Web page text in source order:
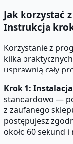
Jak korzystać
Instrukcja
Korzystanie z
kilka
usprawnią cały
Krok 1:
standardowo —
z zaufanego
postępujesz
około 60 sekund